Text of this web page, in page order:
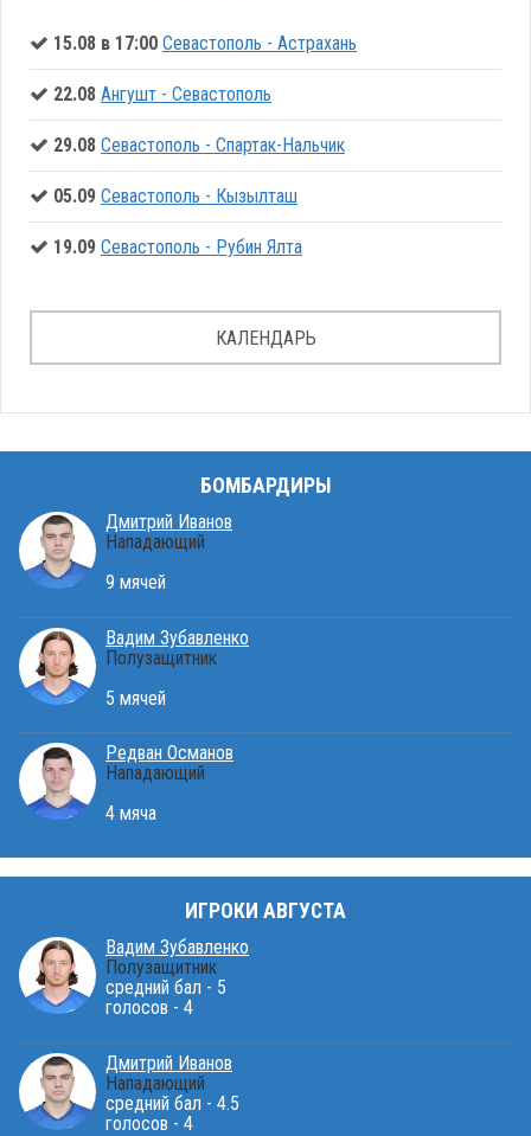
15.08 в 17:00 Севастополь - Астрахань
22.08 Ангушт - Севастополь
29.08 Севастополь - Спартак-Нальчик
05.09 Севастополь - Кызылташ
19.09 Севастополь - Рубин Ялта
КАЛЕНДАРЬ
БОМБАРДИРЫ
Дмитрий Иванов
Нападающий
9 мячей
Вадим Зубавленко
Полузащитник
5 мячей
Редван Османов
Нападающий
4 мяча
ИГРОКИ АВГУСТА
Вадим Зубавленко
Полузащитник
средний бал - 5
голосов - 4
Дмитрий Иванов
Нападающий
средний бал - 4.5
голосов - 4